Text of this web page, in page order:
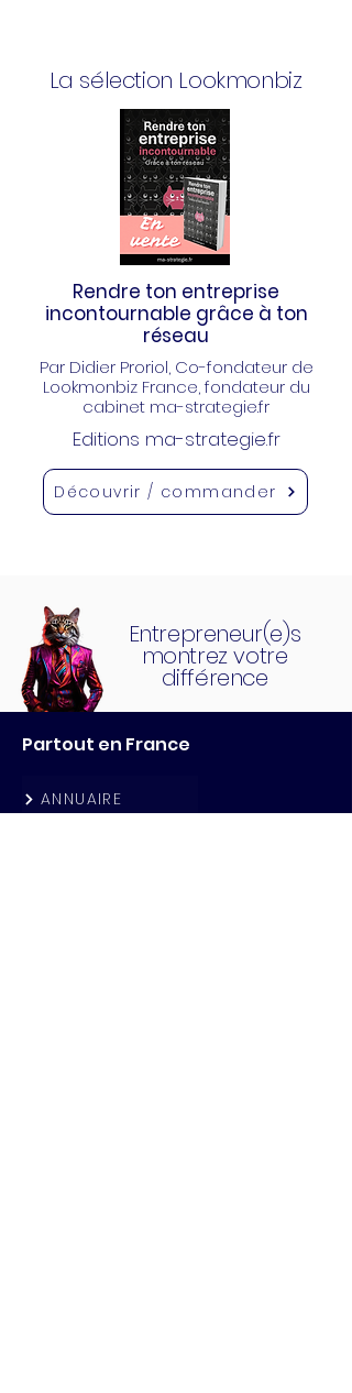
La sélection Lookmonbiz
Rendre ton entreprise
incontournable grâce à ton
réseau
Par Didier Proriol, Co-fondateur de
Lookmonbiz France, fondateur du
cabinet ma-strategie.fr
Editions ma-strategie.fr
Découvrir / commander
Entrepreneur(e)s
montrez votre
différence
Partout en France
ANNUAIRE